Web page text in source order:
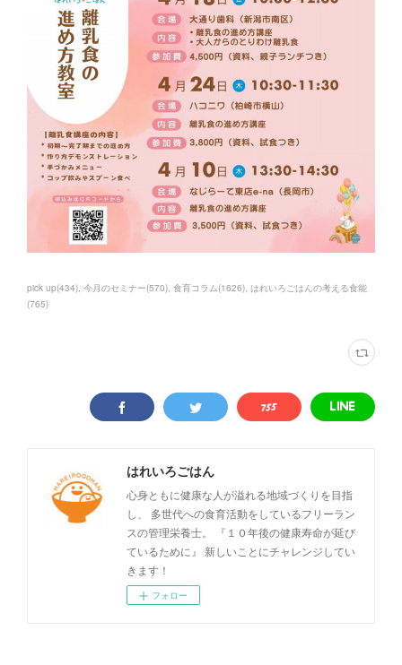
pick up(434) 今月のセミナー(570) 食育コラム(1626) はれいろごはんの考える食能
(765)
はれいろごはん
心身ともに健康な人が溢れる地域づくりを目指
し、 多世代への食育活動をしているフリーラン
スの管理栄養士。 『１０年後の健康寿命が延び
ているために』 新しいことにチャレンジしてい
きます！
フォロー